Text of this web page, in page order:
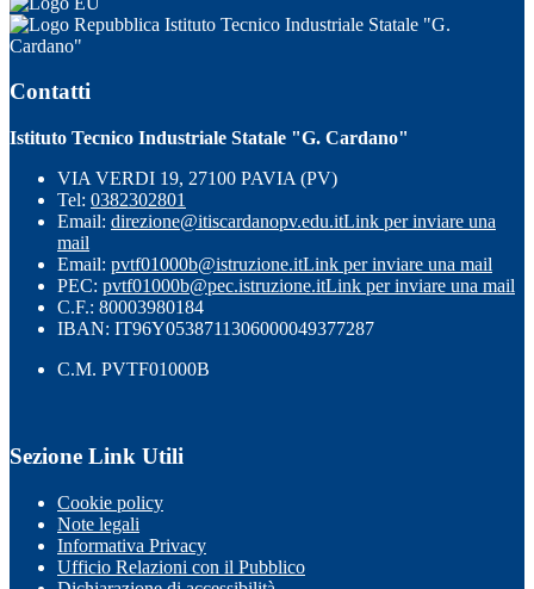
Istituto Tecnico Industriale Statale "G.
Cardano"
Contatti
Istituto Tecnico Industriale Statale "G. Cardano"
VIA VERDI 19, 27100 PAVIA (PV)
Tel: 0382302801
Email: direzione@itiscardanopv.edu.itLink per inviare una
mail
Email: pvtf01000b@istruzione.itLink per inviare una mail
PEC: pvtf01000b@pec.istruzione.itLink per inviare una mail
C.F.: 80003980184
IBAN: IT96Y0538711306000049377287
C.M. PVTF01000B
Sezione Link Utili
Cookie policy
Note legali
Informativa Privacy
Ufficio Relazioni con il Pubblico